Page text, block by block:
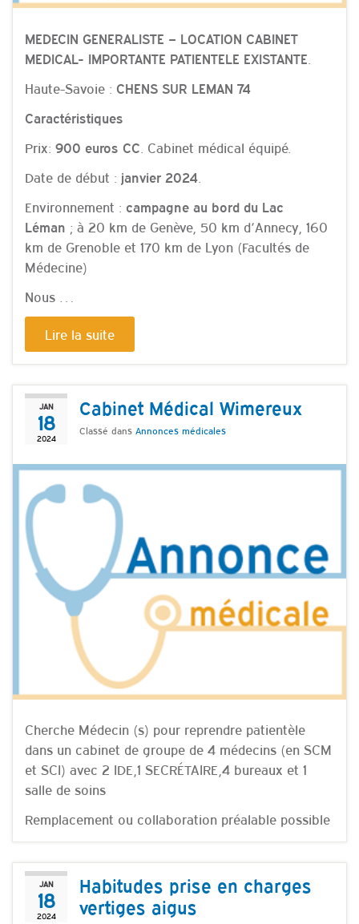
MEDECIN GENERALISTE – LOCATION CABINET
MEDICAL- IMPORTANTE PATIENTELE EXISTANTE
Haute-Savoie : CHENS SUR LEMAN 74
Caractéristiques
Prix: 900 euros CC . Cabinet médical équipé.
Date de début : janvier 2024
Environnement : campagne au bord du Lac
Léman ; à 20 km de Genève, 50 km d’Annecy, 160
km de Grenoble et 170 km de Lyon (Facultés de
Médecine)
Nous …
Lire la suite
JAN
18
2024
Cabinet Médical Wimereux
Classé dans Annonces médicales
Cherche Médecin (s) pour reprendre patientèle
dans un cabinet de groupe de 4 médecins (en SCM
et SCI) avec 2 IDE,1 SECRÉTAIRE,4 bureaux et 1
salle de soins
Remplacement ou collaboration préalable possible
JAN
18
2024
Habitudes prise en charges
vertiges aigus